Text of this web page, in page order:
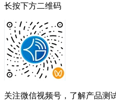
长按下方二维码
关注微信视频号，了解产品测